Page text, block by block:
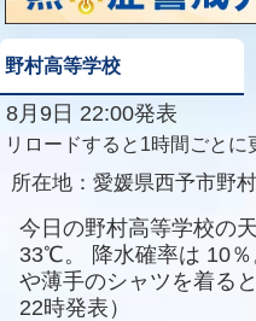
野村高等学校
8月9日 22:00発表
リロードすると1時間ごとに
所在地： 愛媛県西予市野
今日の野村高等学校の
33℃。
降水確率は 10％
や薄手のシャツを着る
22時発表）